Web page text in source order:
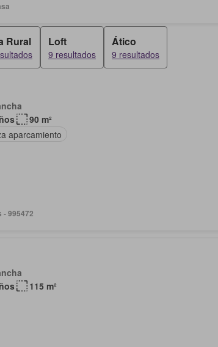
Rural Loft
9 resultados
Ático
9 resultados
90 m²
aparcamiento
- 995472
115 m²